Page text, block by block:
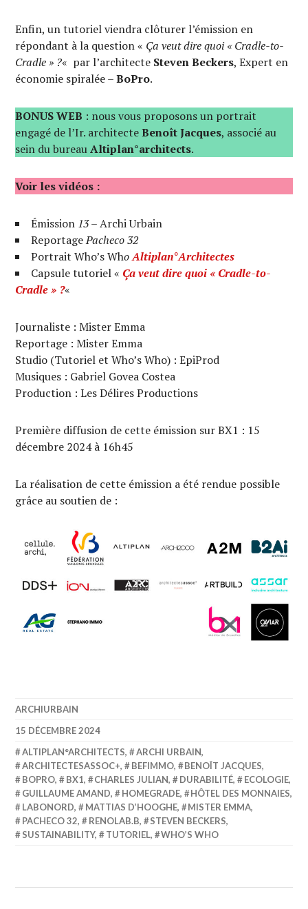
Enfin, un tutoriel viendra clôturer l’émission en
répondant à la question « Ça veut dire quoi « Cradle-to-
Cradle » ?« par l’architecte Steven Beckers, Expert en
économie spiralée –BoPro.
BONUS WEB : nous vous proposons un portrait
engagé de l’Ir. architecteBenoît Jacques, associé au
sein du bureauAltiplan°architects.
Voir les vidéos :
Émission 13– Archi Urbain
ReportagePacheco 32
Portrait Who’s WhoAltiplan°Architectes
Capsule tutoriel « Ça veut dire quoi « Cradle-to-
Cradle » ?«
Journaliste : Mister Emma
Reportage : Mister Emma
Studio (Tutoriel et Who’s Who) : EpiProd
Musiques : Gabriel Govea Costea
Production : Les Délires Productions
Première diffusion de cette émission sur BX1 : 15
décembre 2024 à 16h45
La réalisation de cette émission a été rendue possible
grâce au soutien de :
ARCHIURBAIN
15 DÉCEMBRE 2024
ALTIPLAN°ARCHITECTS, ARCHI URBAIN,
ARCHITECTESASSOC+, BEFIMMO, BENOÎT JACQUES,
BOPRO, BX1, CHARLES JULIAN, DURABILITÉ, ECOLOGIE,
GUILLAUME AMAND, HOMEGRADE, HÔTEL DES MONNAIES,
LABONORD, MATTIAS D’HOOGHE, MISTER EMMA,
PACHECO 32, RENOLAB.B, STEVEN BECKERS,
SUSTAINABILITY, TUTORIEL, WHO’S WHO